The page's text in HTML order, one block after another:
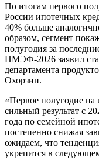
По итогам первого
России ипотечных
40% больше
образом, сегмент
полугодия за
ПМЭФ-2026 заявил
департамента
Охорзин.
«Первое полугодие
сильный результат с
года по семейной
постепенно снижая
ожидаем, что
укрепится в